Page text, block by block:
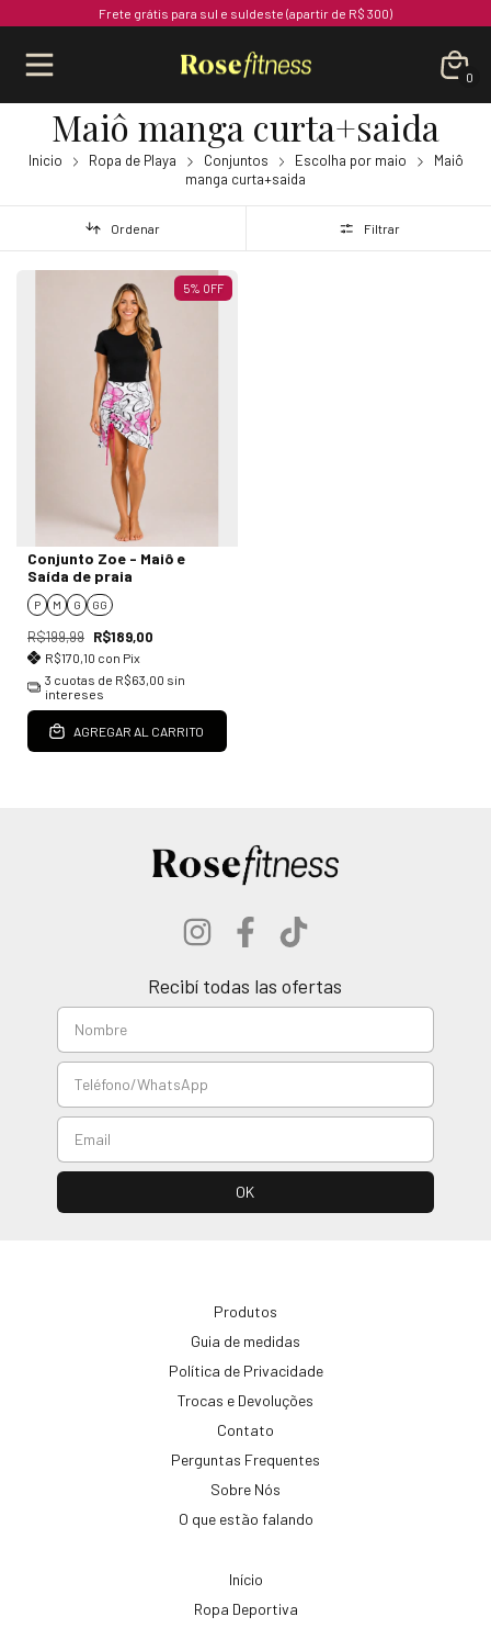
Frete grátis para sul e suldeste (apartir de R$ 300)
0
Maiô manga curta+saida
Inicio Ropa de Playa Conjuntos Escolha por maio
Maiô
manga curta+saida
Ordenar Filtrar
5% OFF
Conjunto Zoe - Maiô e
Saída de praia
P M G GG
R$199,99 R$189,00
R$170,10 con Pix
3 cuotas de R$63,00 sin
intereses
AGREGAR AL CARRITO
Recibí todas las ofertas
Produtos
Guia de medidas
Política de Privacidade
Trocas e Devoluções
Contato
Perguntas Frequentes
Sobre Nós
O que estão falando
Início
Ropa Deportiva